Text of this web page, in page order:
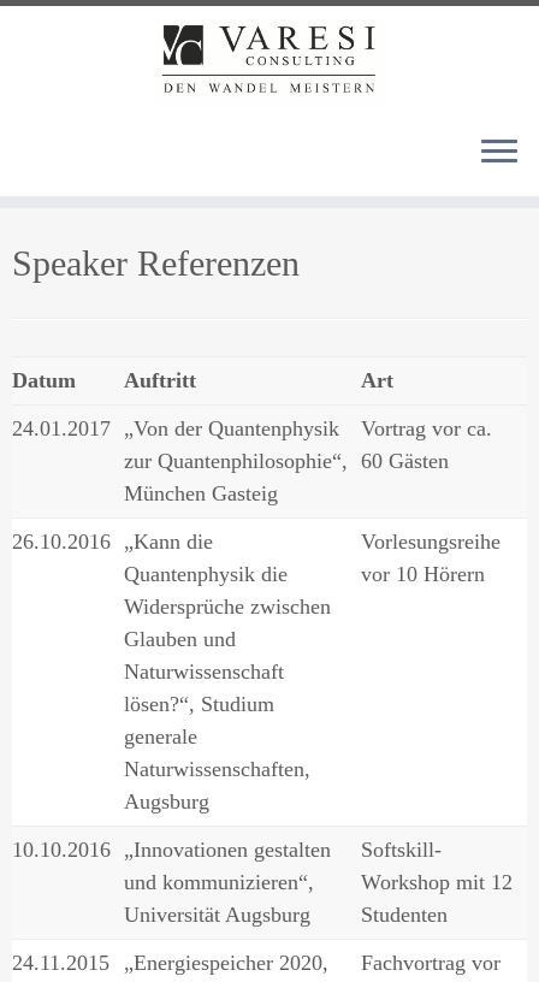
Inhalt
Speaker Referenzen
Datum Auftritt
Art
24.01.2017 „Von der Quantenphysik
zur Quantenphilosophie“,
München Gasteig
Vortrag vor ca.
60 Gästen
26.10.2016 „Kann die
Quantenphysik die
Widersprüche zwischen
Glauben und
Naturwissenschaft
lösen?“, Studium
generale
Naturwissenschaften,
Augsburg
Vorlesungsreihe
vor 10 Hörern
10.10.2016 „Innovationen gestalten
und kommunizieren“,
Universität Augsburg
Softskill-
Workshop mit 12
Studenten
24.11.2015
„Energiespeicher 2020,
Fachvortrag vor